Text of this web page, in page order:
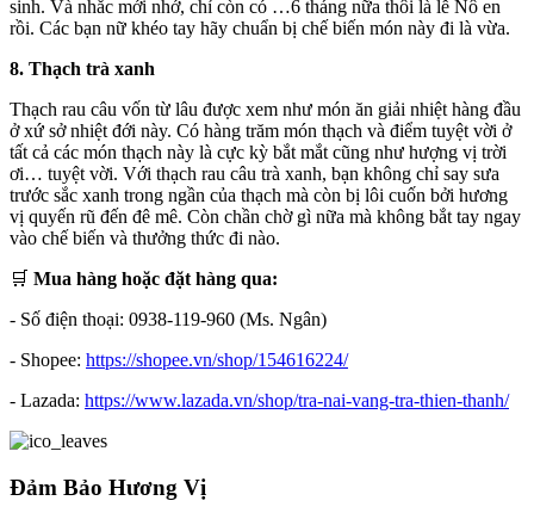
sinh. Và nhắc mới nhớ, chỉ còn có …6 tháng nữa thôi là lễ Nô en
rồi. Các bạn nữ khéo tay hãy chuẩn bị chế biến món này đi là vừa.
8. Thạch trà xanh
Thạch rau câu vốn từ lâu được xem như món ăn giải nhiệt hàng đầu
ở xứ sở nhiệt đới này. Có hàng trăm món thạch và điểm tuyệt vời ở
tất cả các món thạch này là cực kỳ bắt mắt cũng như hượng vị trời
ơi… tuyệt vời. Với thạch rau câu trà xanh, bạn không chỉ say sưa
trước sắc xanh trong ngần của thạch mà còn bị lôi cuốn bởi hương
vị quyến rũ đến đê mê. Còn chần chờ gì nữa mà không bắt tay ngay
vào chế biến và thưởng thức đi nào.
️🛒 Mua hàng hoặc đặt hàng qua:
- Số điện thoại: 0938-119-960 (Ms. Ngân)
- Shopee: https://shopee.vn/shop/154616224/
- Lazada: https://www.lazada.vn/shop/tra-nai-vang-tra-thien-thanh/
Đảm Bảo Hương Vị